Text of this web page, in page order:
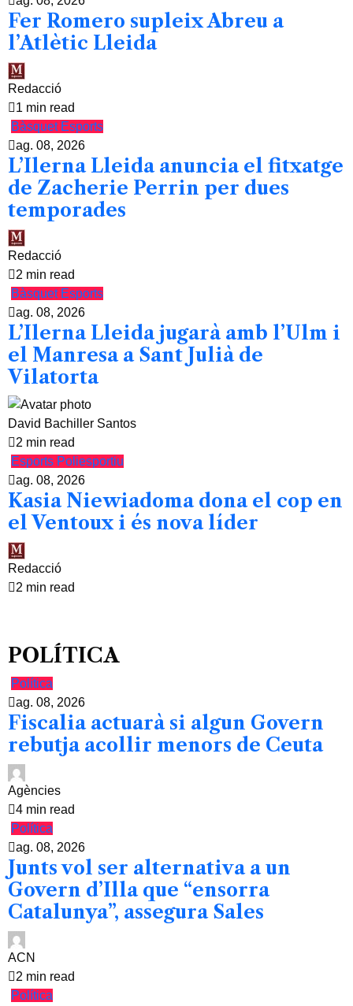
Fer Romero supleix Abreu a
l’Atlètic Lleida
Redacció
1 min read
Bàsquet Esports
ag. 08, 2026
L’Ilerna Lleida anuncia el fitxatge
de Zacherie Perrin per dues
temporades
Redacció
2 min read
Bàsquet Esports
ag. 08, 2026
L’Ilerna Lleida jugarà amb l’Ulm i
el Manresa a Sant Julià de
Vilatorta
David Bachiller Santos
2 min read
Esports Poliesportiu
ag. 08, 2026
Kasia Niewiadoma dona el cop en
el Ventoux i és nova líder
Redacció
2 min read
POLÍTICA
Política
ag. 08, 2026
Fiscalia actuarà si algun Govern
rebutja acollir menors de Ceuta
Agències
4 min read
Política
ag. 08, 2026
Junts vol ser alternativa a un
Govern d’Illa que “ensorra
Catalunya”, assegura Sales
ACN
2 min read
Política